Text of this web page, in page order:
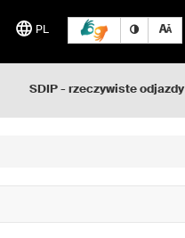
PL
SDIP - rzeczywiste odjazdy